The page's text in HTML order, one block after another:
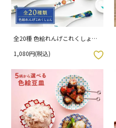
全20種 色絵れんげこれくしょん
1,080円(税込) お気に入りボタン